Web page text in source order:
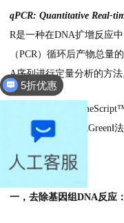
qPCR: Quantitative Real-
R是一种在DNA扩增反应
（PCR）循环后产物总量
A序列进行定量分析的方法
TakaRa 试剂盒
Real Time)，SYBRGreenⅠ法
实验步骤：
一，去除基因组DNA反应：
5折优惠
全平台立减200